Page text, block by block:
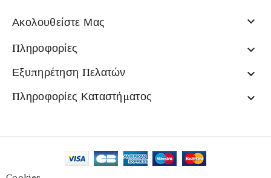
Ακολουθείστε Μας 
Πληροφορίες 
Εξυπηρέτηση Πελατών 
Πληροφορίες Καταστήματος 